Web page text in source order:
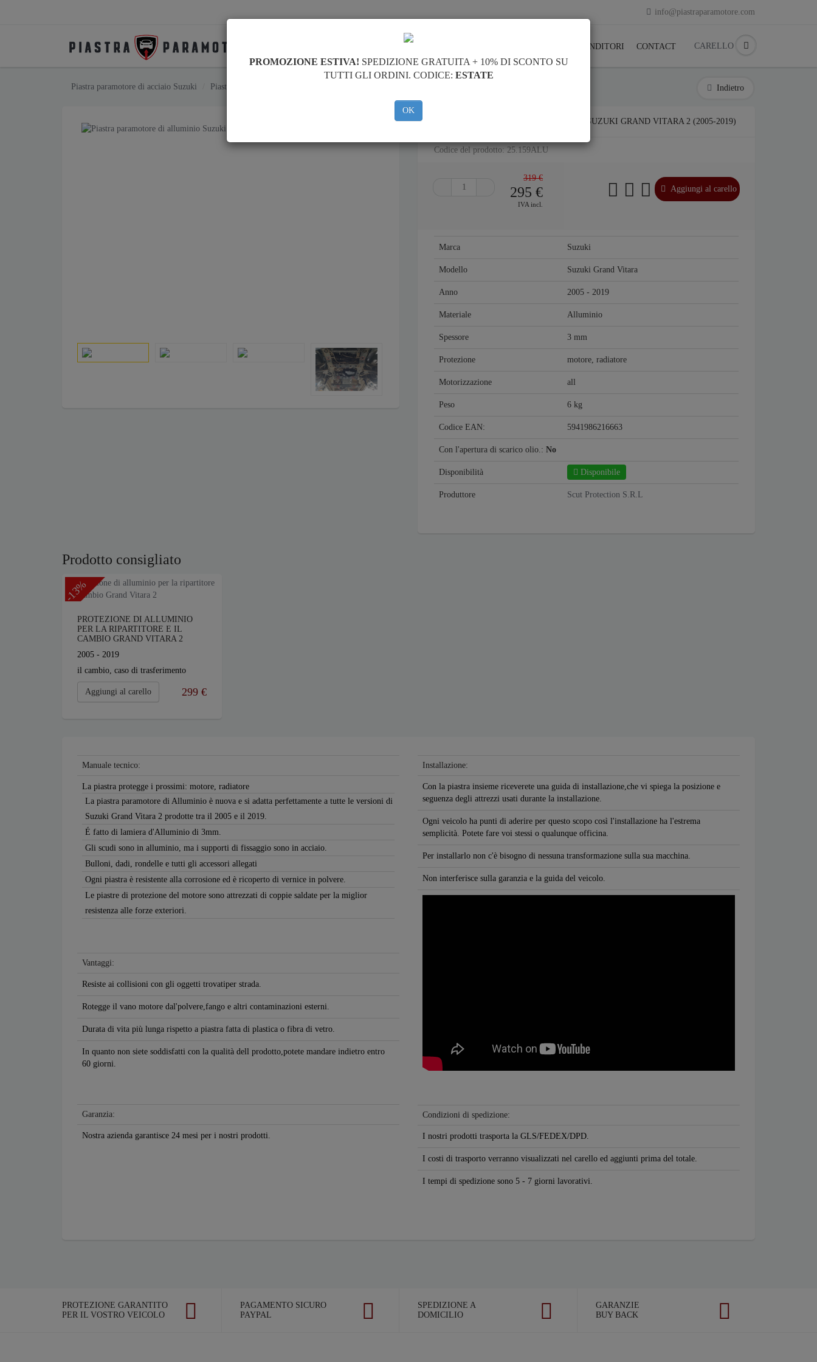
info@piastraparamotore.com
RIVENDITORI CONTACT CARELLO
Piastra paramotore di acciaio Suzuki Piastra paramotore di acciaio Suzuki Grand Vitara Indietro
PIASTRA PARAMOTORE DI ALLUMINIO SUZUKI GRAND VITARA 2 (2005-2019)
Codice del prodotto: 25.159ALU
319 €
295 €
IVA incl.
Aggiungi al carello
Marca Suzuki
Modello Suzuki Grand Vitara
Anno 2005 - 2019
Materiale Alluminio
Spessore 3 mm
Protezione motore, radiatore
Motorizzazione all
Peso 6 kg
Codice EAN: 5941986216663
Con l'apertura di scarico olio.: No
Disponibilità Disponibile
Produttore Scut Protection S.R.L
Prodotto consigliato
-13%
PROTEZIONE DI ALLUMINIO
PER LA RIPARTITORE E IL
CAMBIO GRAND VITARA 2
2005 - 2019
il cambio, caso di trasferimento
Aggiungi al carello 299 €
Manuale tecnico:
La piastra protegge i prossimi: motore, radiatore
La piastra paramotore di Alluminio è nuova e si adatta perfettamente a tutte le versioni di
Suzuki Grand Vitara 2 prodotte tra il 2005 e il 2019.
É fatto di lamiera d'Alluminio di 3mm.
Gli scudi sono in alluminio, ma i supporti di fissaggio sono in acciaio.
Bulloni, dadi, rondelle e tutti gli accessori allegati
Ogni piastra è resistente alla corrosione ed è ricoperto di vernice in polvere.
Le piastre di protezione del motore sono attrezzati di coppie saldate per la miglior
resistenza alle forze exteriori.
Vantaggi:
Resiste ai collisioni con gli oggetti trovatiper strada.
Rotegge il vano motore dal'polvere,fango e altri contaminazioni esterni.
Durata di vita più lunga rispetto a piastra fatta di plastica o fibra di vetro.
In quanto non siete soddisfatti con la qualità dell prodotto,potete mandare indietro entro
60 giorni.
Garanzia:
Nostra azienda garantisce 24 mesi per i nostri prodotti.
Installazione:
Con la piastra insieme riceverete una guida di installazione,che vi spiega la posizione e
seguenza degli attrezzi usati durante la installazione.
Ogni veicolo ha punti di aderire per questo scopo così l'installazione ha l'estrema
semplicità. Potete fare voi stessi o qualunque officina.
Per installarlo non c'è bisogno di nessuna transformazione sulla sua macchina.
Non interferisce sulla garanzia e la guida del veicolo.
Condizioni di spedizione:
I nostri prodotti trasporta la GLS/FEDEX/DPD.
I costi di trasporto verranno visualizzati nel carello ed aggiunti prima del totale.
I tempi di spedizione sono 5 - 7 giorni lavorativi.
PROTEZIONE GARANTITO
PER IL VOSTRO VEICOLO
PAGAMENTO SICURO
PAYPAL
SPEDIZIONE A
DOMICILIO
GARANZIE
BUY BACK
PROMOZIONE ESTIVA! SPEDIZIONE GRATUITA + 10% DI SCONTO SU
TUTTI GLI ORDINI. CODICE: ESTATE
OK